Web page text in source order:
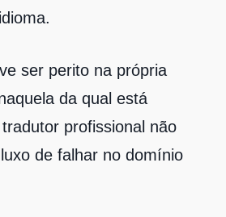
ser perito na própria
da qual está
profissional não
de falhar no domínio